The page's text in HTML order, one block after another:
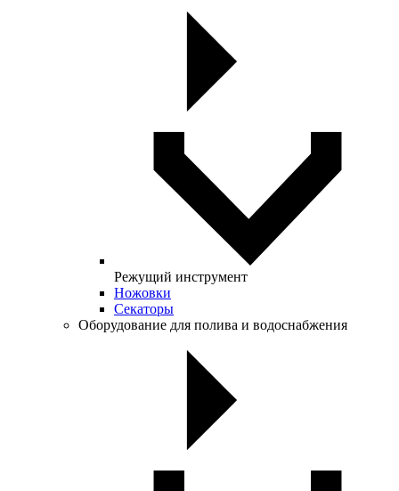
Режущий инструмент
Ножовки
Секаторы
Оборудование для полива и водоснабжения